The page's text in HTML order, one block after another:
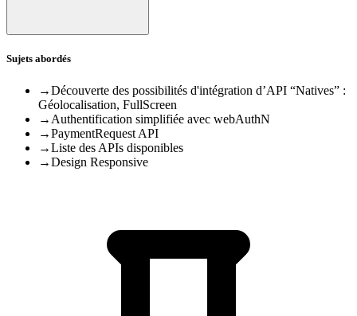
Sujets abordés
→Découverte des possibilités d'intégration d’API “Natives” :
Géolocalisation, FullScreen
→ Authentification simplifiée avec webAuthN
→PaymentRequest API
→Liste des APIs disponibles
→Design Responsive